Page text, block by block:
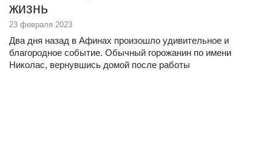
жизнь
23 февраля 2023
Два дня назад в Афинах произошло удивительное и
благородное событие. Обычный горожанин по имени
Николас, вернувшись домой после работы